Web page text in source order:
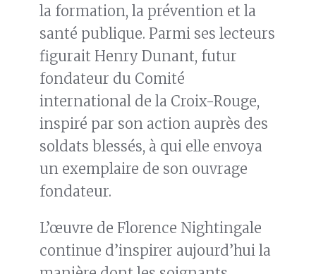
la formation, la prévention et la
santé publique. Parmi ses lecteurs
figurait Henry Dunant, futur
fondateur du Comité
international de la Croix-Rouge,
inspiré par son action auprès des
soldats blessés, à qui elle envoya
un exemplaire de son ouvrage
fondateur.
L’œuvre de Florence Nightingale
continue d’inspirer aujourd’hui la